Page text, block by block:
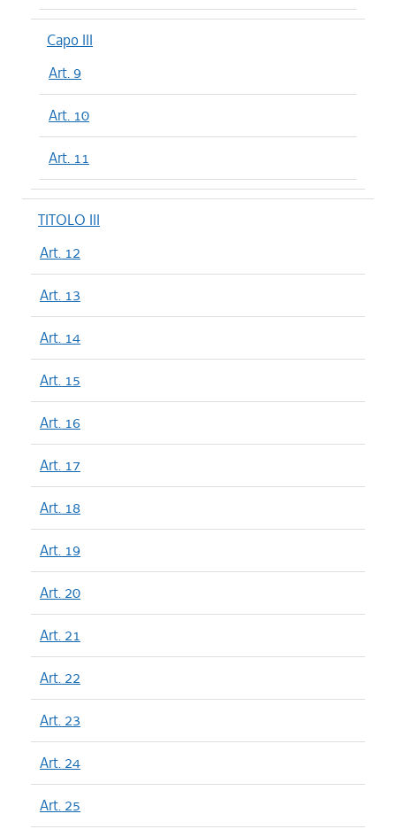
Capo III
Art. 9
Art. 10
Art. 11
TITOLO III
Art. 12
Art. 13
Art. 14
Art. 15
Art. 16
Art. 17
Art. 18
Art. 19
Art. 20
Art. 21
Art. 22
Art. 23
Art. 24
Art. 25